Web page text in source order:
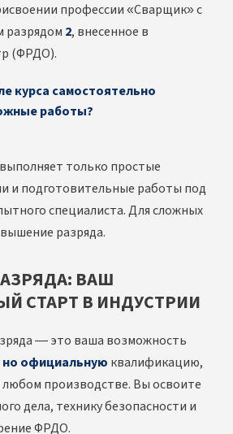
профессии «Сварщик» с
разрядом 2, внесенное в
(ФРДО).
курса самостоятельно
работы?
только простые
и подготовительные работы под
специалиста. Для сложных
разряда.
ВАШ
СТАРТ В ИНДУСТРИИ
— это ваша возможность
но официальную квалификацию,
любом производстве. Вы освоите
дела, технику безопасности и
ФРДО.